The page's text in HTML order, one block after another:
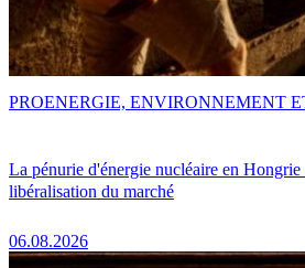
La pénurie d'énergie nucléaire en
libéralisation du marché
06.08.2026
PROENERGIE, ENVIRONNEMENT